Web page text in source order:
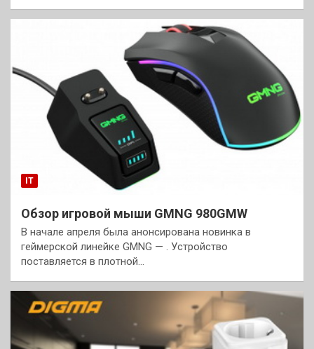
IT
Обзор игровой мыши GMNG 980GMW
В начале апреля была анонсирована новинка в
геймерской линейке GMNG — . Устройство
поставляется в плотной…